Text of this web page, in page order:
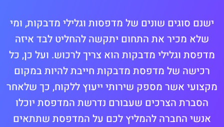
ישנם סוגים שונים של מדפסות וגלילי מדבקות, ומי
שלא מכיר את התחום יתקשה להחליט לבד איזה
מדפסת וגלילי מדבקות הוא צריך לרכוש. ועל כן, כל
רכישה של מדפסת מדבקות חייבת להיות במקום
מקצועי אשר מספק שירותי ייעוץ ללקוח, כך שלאחר
הסברת הצרכים שעבורם נדרשת המדפסת יוכלו
אנשי החברה להמליץ לכם על המדפסת שתתאים